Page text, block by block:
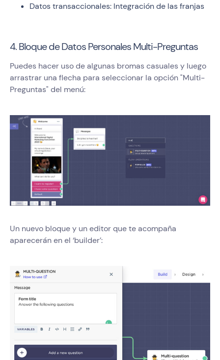
Datos transaccionales: Integración de las franjas
4. Bloque de Datos Personales Multi-Preguntas
Puedes hacer uso de algunas bromas casuales y luego
arrastrar una flecha para seleccionar la opción "Multi-
Preguntas" del menú:
Un nuevo bloque y un editor que te acompaña
aparecerán en el ‘builder’: